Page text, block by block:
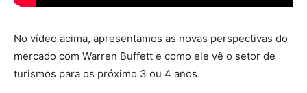
No vídeo acima, apresentamos as novas perspectivas do
mercado com Warren Buffett e como ele vê o setor de
turismos para os próximo 3 ou 4 anos.